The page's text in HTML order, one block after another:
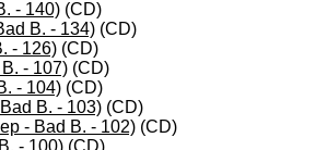
- 140) (CD)
B. - 134) (CD)
- 126) (CD)
- 107) (CD)
- 104) (CD)
B. - 103) (CD)
- Bad B. - 102) (CD)
- 100) (CD)